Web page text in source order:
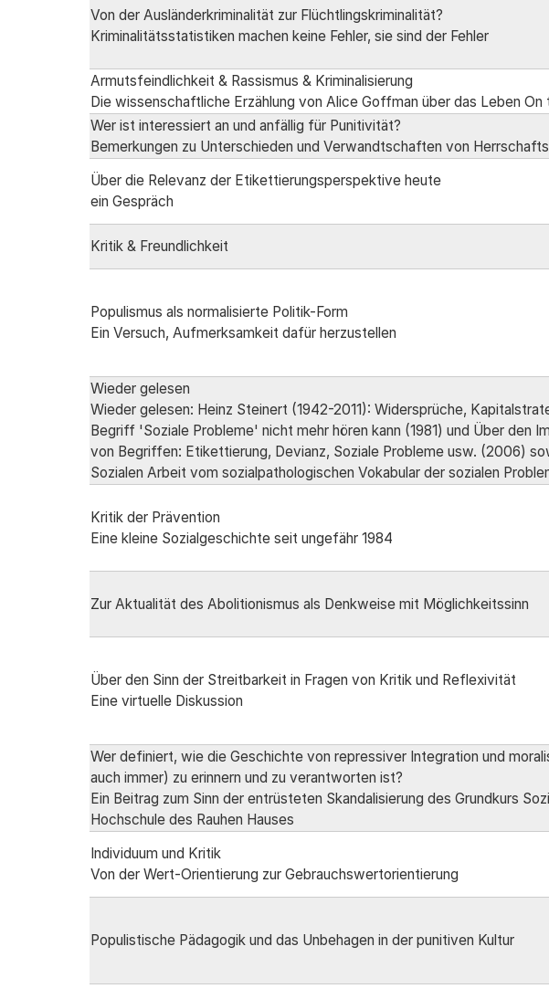
Von der Ausländerkriminalität zur Flüchtlingskriminalität?
Kriminalitätsstatistiken machen keine Fehler, sie sind der Fehler
Armutsfeindlichkeit & Rassismus & Kriminalisierung
Die wissenschaftliche Erzählung von Alice Goffman über das Leben On
Wer ist interessiert an und anfällig für Punitivität?
Bemerkungen zu Unterschieden und Verwandtschaften von
Über die Relevanz der Etikettierungsperspektive heute
ein Gespräch
Kritik & Freundlichkeit
Populismus als normalisierte Politik-Form
Ein Versuch, Aufmerksamkeit dafür herzustellen
Wieder gelesen
Wieder gelesen: Heinz Steinert (1942-2011): Widersprüche,
Begriff 'Soziale Probleme' nicht mehr hören kann (1981) und Über den
von Begriffen: Etikettierung, Devianz, Soziale Probleme usw. (2006)
Sozialen Arbeit vom sozialpathologischen Vokabular der sozialen
Kritik der Prävention
Eine kleine Sozialgeschichte seit ungefähr 1984
Zur Aktualität des Abolitionismus als Denkweise mit Möglichkeitssinn
Über den Sinn der Streitbarkeit in Fragen von Kritik und Reflexivität
Eine virtuelle Diskussion
Wer definiert, wie die Geschichte von repressiver Integration und
auch immer) zu erinnern und zu verantworten ist?
Ein Beitrag zum Sinn der entrüsteten Skandalisierung des Grundkurs
Hochschule des Rauhen Hauses
Individuum und Kritik
Von der Wert-Orientierung zur Gebrauchswertorientierung
Populistische Pädagogik und das Unbehagen in der punitiven Kultur